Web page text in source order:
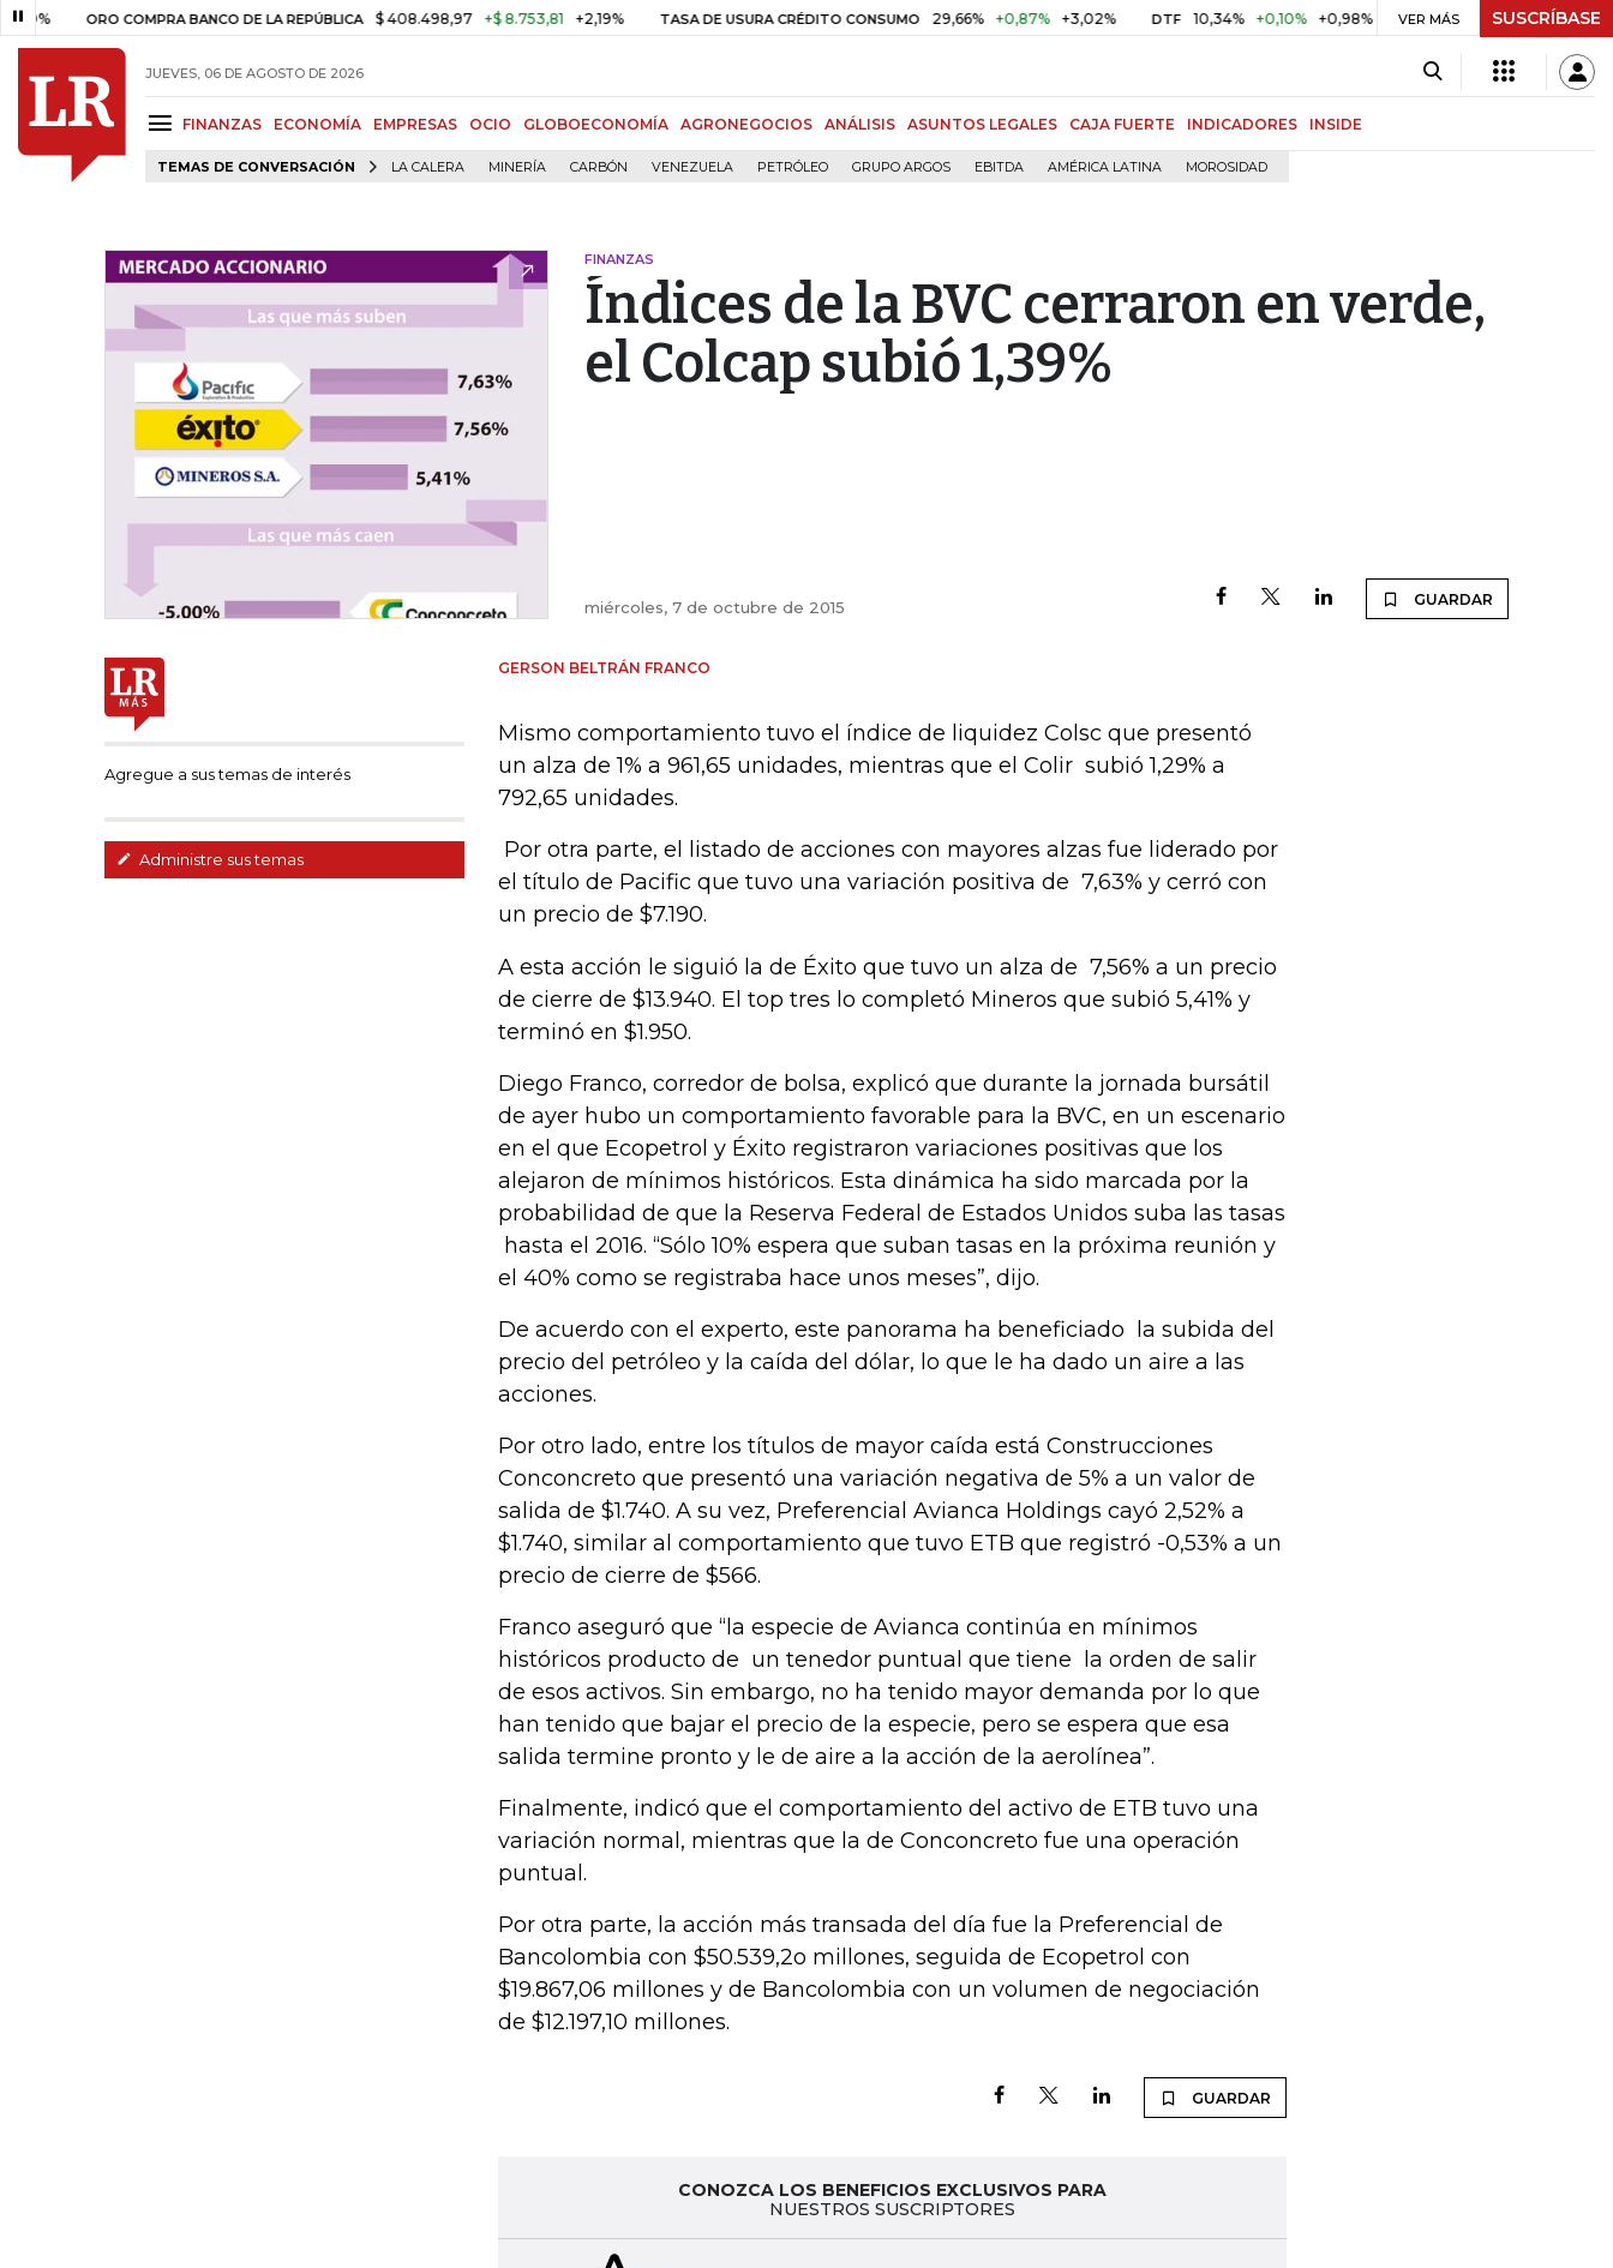
ORO COMPRA BANCO DE LA REPÚBLICA $ 408.498,97 +$ 8.753,81 +2,19% TASA DE USURA CRÉDITO CONSUMO 29,66% +0,87% +3,02% DTF 10,34% +0,10% +0,98% UVR $ 416,86 +$ 0,05 +0,01%
VER MÁS SUSCRÍBASE
JUEVES, 06 DE AGOSTO DE 2026
FINANZAS ECONOMÍA EMPRESAS OCIO GLOBOECONOMÍA AGRONEGOCIOS ANÁLISIS ASUNTOS LEGALES CAJA FUERTE INDICADORES INSIDE
TEMAS DE CONVERSACIÓN LA CALERA MINERÍA CARBÓN VENEZUELA PETRÓLEO GRUPO ARGOS EBITDA AMÉRICA LATINA MOROSIDAD
FINANZAS
Índices de la BVC cerraron en verde,
el Colcap subió 1,39%
miércoles, 7 de octubre de 2015 GUARDAR
Agregue a sus temas de interés
Administre sus temas
GERSON BELTRÁN FRANCO
Mismo comportamiento tuvo el índice de liquidez Colsc que presentó
un alza de 1% a 961,65 unidades, mientras que el Colir subió 1,29% a
792,65 unidades.
Por otra parte, el listado de acciones con mayores alzas fue liderado por
el título de Pacific que tuvo una variación positiva de 7,63% y cerró con
un precio de $7.190.
A esta acción le siguió la de Éxito que tuvo un alza de 7,56% a un precio
de cierre de $13.940. El top tres lo completó Mineros que subió 5,41% y
terminó en $1.950.
Diego Franco, corredor de bolsa, explicó que durante la jornada bursátil
de ayer hubo un comportamiento favorable para la BVC, en un escenario
en el que Ecopetrol y Éxito registraron variaciones positivas que los
alejaron de mínimos históricos. Esta dinámica ha sido marcada por la
probabilidad de que la Reserva Federal de Estados Unidos suba las tasas
hasta el 2016. “Sólo 10% espera que suban tasas en la próxima reunión y
el 40% como se registraba hace unos meses”, dijo.
De acuerdo con el experto, este panorama ha beneficiado la subida del
precio del petróleo y la caída del dólar, lo que le ha dado un aire a las
acciones.
Por otro lado, entre los títulos de mayor caída está Construcciones
Conconcreto que presentó una variación negativa de 5% a un valor de
salida de $1.740. A su vez, Preferencial Avianca Holdings cayó 2,52% a
$1.740, similar al comportamiento que tuvo ETB que registró -0,53% a un
precio de cierre de $566.
Franco aseguró que “la especie de Avianca continúa en mínimos
históricos producto de un tenedor puntual que tiene la orden de salir
de esos activos. Sin embargo, no ha tenido mayor demanda por lo que
han tenido que bajar el precio de la especie, pero se espera que esa
salida termine pronto y le de aire a la acción de la aerolínea”.
Finalmente, indicó que el comportamiento del activo de ETB tuvo una
variación normal, mientras que la de Conconcreto fue una operación
puntual.
Por otra parte, la acción más transada del día fue la Preferencial de
Bancolombia con $50.539,2o millones, seguida de Ecopetrol con
$19.867,06 millones y de Bancolombia con un volumen de negociación
de $12.197,10 millones.
GUARDAR
CONOZCA LOS BENEFICIOS EXCLUSIVOS PARA
NUESTROS SUSCRIPTORES